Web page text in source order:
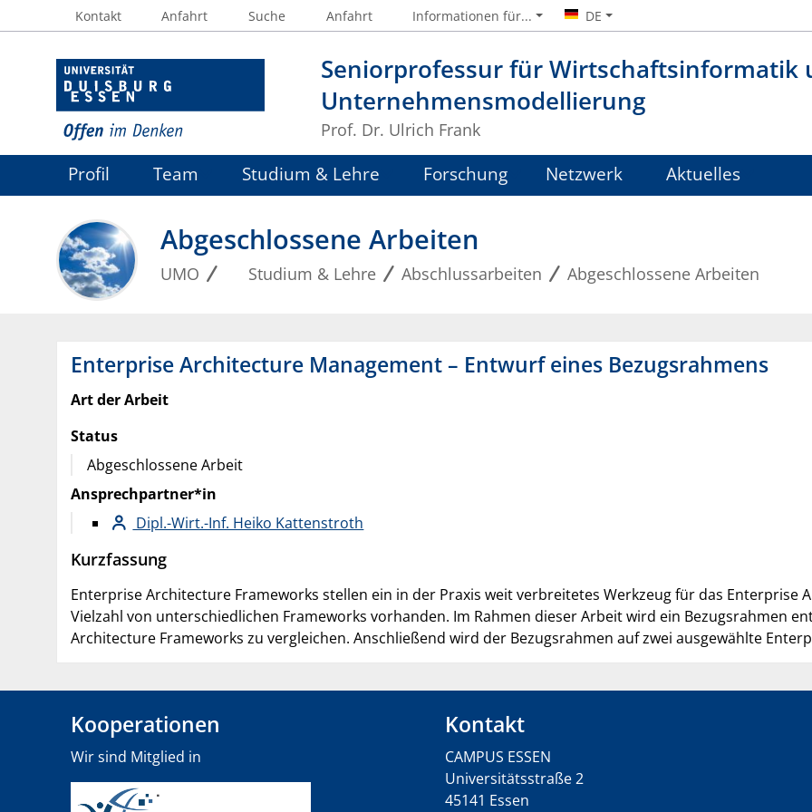
Seniorprofessur für Wirtschaftsinformatik
Unternehmensmodellierung
Prof. Dr. Ulrich Frank
Kontakt Anfahrt Suche Anfahrt Informationen für... DE
Profil Team Studium & Lehre Forschung Netzwerk Aktuelles
Abgeschlossene Arbeiten
UMO Studium & Lehre Abschlussarbeiten Abgeschlossene Arbeiten
Enterprise Architecture Management – Entwurf eines Bezugsrahmens
Art der Arbeit
Status
Abgeschlossene Arbeit
Ansprechpartner*in
Dipl.-Wirt.-Inf. Heiko Kattenstroth
Kurzfassung
Enterprise Architecture Frameworks stellen ein in der Praxis weit verbreitetes Werkzeug für das Enterprise
Vielzahl von unterschiedlichen Frameworks vorhanden. Im Rahmen dieser Arbeit wird ein Bezugsrahmen
Architecture Frameworks zu vergleichen. Anschließend wird der Bezugsrahmen auf zwei ausgewählte
Kooperationen
Wir sind Mitglied in
Kontakt
CAMPUS ESSEN
Universitätsstraße 2
45141 Essen